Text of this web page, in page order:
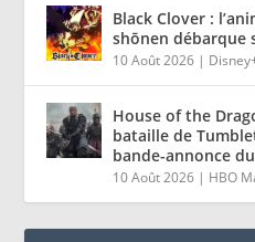
Black Clover :
shōnen débarque
10 Août 2026 |
House of the
bataille de
bande-annonce
10 Août 2026 | HBO